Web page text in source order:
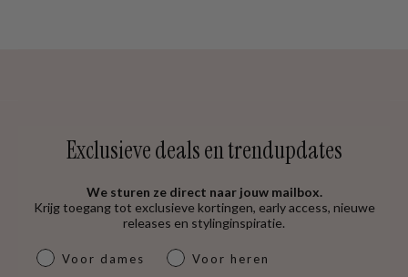
Exclusieve deals en trendupdates
We sturen ze direct naar jouw mailbox.
Krijg toegang tot exclusieve kortingen, early access, nieuwe
releases en stylinginspiratie.
dames & heren
Voor dames Voor heren